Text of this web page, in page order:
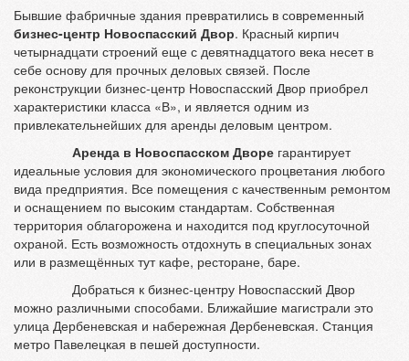
Бывшие фабричные здания превратились в современный
бизнес-центр Новоспасский Двор. Красный кирпич
четырнадцати строений еще с девятнадцатого века несет в
себе основу для прочных деловых связей. После
реконструкции бизнес-центр Новоспасский Двор приобрел
характеристики класса «В», и является одним из
привлекательнейших для аренды деловым центром.
Аренда в Новоспасском Дворе гарантирует
идеальные условия для экономического процветания любого
вида предприятия. Все помещения с качественным ремонтом
и оснащением по высоким стандартам. Собственная
территория облагорожена и находится под круглосуточной
охраной. Есть возможность отдохнуть в специальных зонах
или в размещённых тут кафе, ресторане, баре.
Добраться к бизнес-центру Новоспасский Двор
можно различными способами. Ближайшие магистрали это
улица Дербеневская и набережная Дербеневская. Станция
метро Павелецкая в пешей доступности.